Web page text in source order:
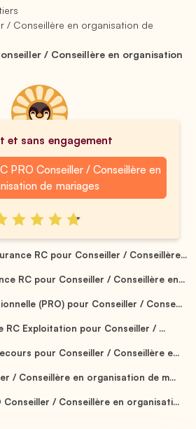
/ Conseillère en organisation de
/ Conseillère en organisation
et sans engagement
PRO Conseiller / Conseillère en
de mariages
RC pour Conseiller / Conseillère...
RC pour Conseiller / Conseillère en...
(PRO) pour Conseiller / Conse...
RC Exploitation pour Conseiller / ...
pour Conseiller / Conseillère e...
/ Conseillère en organisation de m...
Conseiller / Conseillère en organisati...